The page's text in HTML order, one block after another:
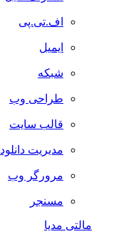
اف.تی.پی
ایمیل
شبکه
طراحی وب
قالب سایت
مدیریت دانلود
مرورگر وب
مسنجر
مالتی مدیا